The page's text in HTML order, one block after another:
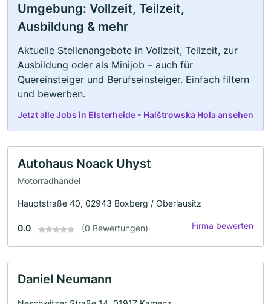
Umgebung: Vollzeit, Teilzeit,
Ausbildung & mehr
Aktuelle Stellenangebote in Vollzeit, Teilzeit, zur
Ausbildung oder als Minijob – auch für
Quereinsteiger und Berufseinsteiger. Einfach filtern
und bewerben.
Jetzt alle Jobs in Elsterheide - Halštrowska Hola ansehen
Autohaus Noack Uhyst
Motorradhandel
Hauptstraße 40, 02943 Boxberg / Oberlausitz
0.0 (0 Bewertungen) Firma bewerten
Daniel Neumann